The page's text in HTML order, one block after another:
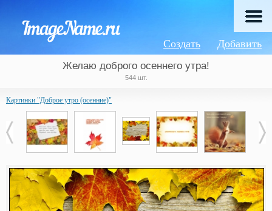
Добавить
Создать
Желаю доброго осеннего утра!
544 шт.
Картинки "Доброе утро (осенние)"